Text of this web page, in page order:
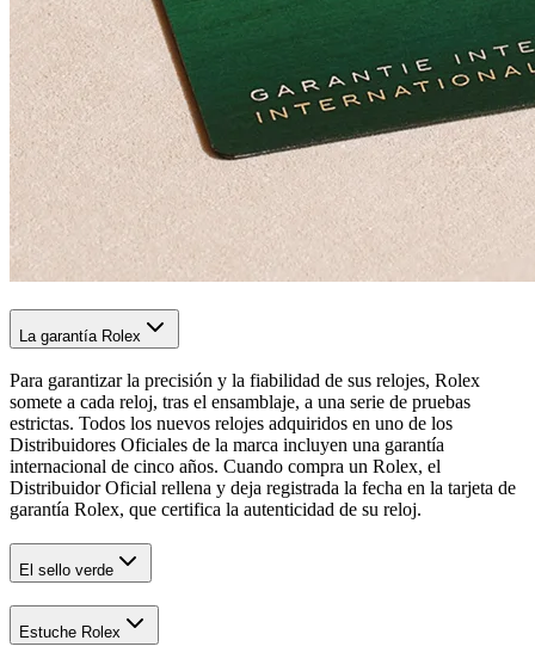
La garantía Rolex
Para garantizar la precisión y la fiabilidad de sus relojes, Rolex
somete a cada reloj, tras el ensamblaje, a una serie de pruebas
estrictas. Todos los nuevos relojes adquiridos en uno de los
Distribuidores Oficiales de la marca incluyen una garantía
internacional de cinco años. Cuando compra un Rolex, el
Distribuidor Oficial rellena y deja registrada la fecha en la tarjeta de
garantía Rolex, que certifica la autenticidad de su reloj.
El sello verde
Estuche Rolex